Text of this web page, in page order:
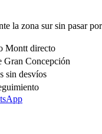
la zona sur sin pasar
Montt directo
Gran Concepción
sin desvíos